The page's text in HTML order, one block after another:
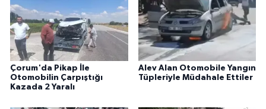
Çorum'da Pikap İle
Otomobilin Çarpıştığı
Kazada 2 Yaralı
Alev Alan Otomobile Yangın
Tüpleriyle Müdahale Ettiler